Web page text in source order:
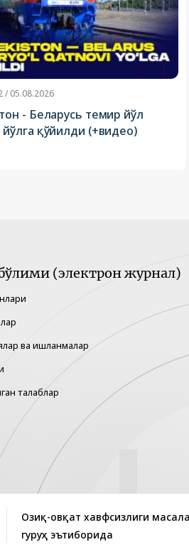
/ 05.08.2026
- Беларусь темир йўл
қўйилди (+видео)
Озиқ-овқат хавфсизлиги
гуруҳ эътиборида
(электрон журнал)
ва ишланмалар
талаблар